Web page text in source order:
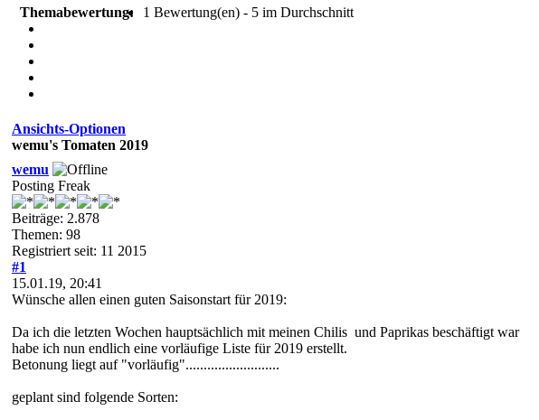
Themabewertung:
1 Bewertung(en) - 5 im Durchschnitt
Ansichts-Optionen
wemu's Tomaten 2019
wemu
Posting Freak
Beiträge: 2.878
Themen: 98
Registriert seit: 11 2015
#1
15.01.19, 20:41
Wünsche allen einen guten Saisonstart für 2019:
Da ich die letzten Wochen hauptsächlich mit meinen Chilis und Paprikas beschäftigt war
habe ich nun endlich eine vorläufige Liste für 2019 erstellt.
Betonung liegt auf "vorläufig"..........................
geplant sind folgende Sorten: